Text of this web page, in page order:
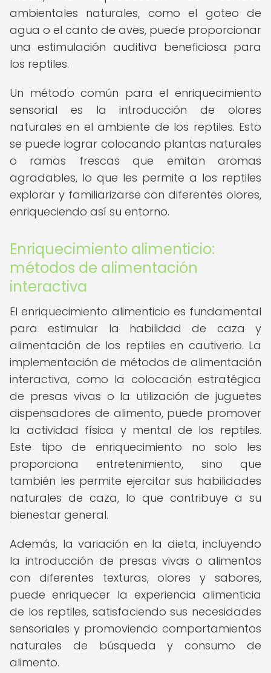
ambientales naturales, como el goteo de
agua o el canto de aves, puede proporcionar
una estimulación auditiva beneficiosa para
los reptiles.
Un método común para el enriquecimiento
sensorial es la introducción de olores
naturales en el ambiente de los reptiles. Esto
se puede lograr colocando plantas naturales
o ramas frescas que emitan aromas
agradables, lo que les permite a los reptiles
explorar y familiarizarse con diferentes olores,
enriqueciendo así su entorno.
Enriquecimiento alimenticio:
métodos de alimentación
interactiva
El enriquecimiento alimenticio es fundamental
para estimular la habilidad de caza y
alimentación de los reptiles en cautiverio. La
implementación de métodos de alimentación
interactiva, como la colocación estratégica
de presas vivas o la utilización de juguetes
dispensadores de alimento, puede promover
la actividad física y mental de los reptiles.
Este tipo de enriquecimiento no solo les
proporciona entretenimiento, sino que
también les permite ejercitar sus habilidades
naturales de caza, lo que contribuye a su
bienestar general.
Además, la variación en la dieta, incluyendo
la introducción de presas vivas o alimentos
con diferentes texturas, olores y sabores,
puede enriquecer la experiencia alimenticia
de los reptiles, satisfaciendo sus necesidades
sensoriales y promoviendo comportamientos
naturales de búsqueda y consumo de
alimento.